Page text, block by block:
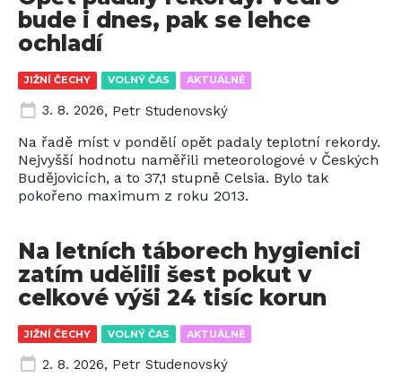
JIŽNÍ ČECHY VOLNÝ ČAS AKTUÁLNĚ
bude i dnes, pak se lehce
ochladí
3. 8. 2026, Petr Studenovský
Na řadě míst v pondělí opět padaly teplotní rekordy.
Nejvyšší hodnotu naměřili meteorologové v Českých
Budějovicích, a to 37,1 stupně Celsia. Bylo tak
pokořeno maximum z roku 2013.
JIŽNÍ ČECHY VOLNÝ ČAS AKTUÁLNĚ
Na letních táborech hygienici
zatím udělili šest pokut v
celkové výši 24 tisíc korun
2. 8. 2026, Petr Studenovský